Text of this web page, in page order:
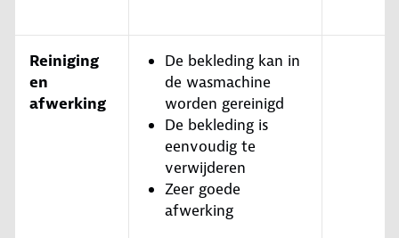
Reiniging
en
afwerking
De bekleding kan in
de wasmachine
worden gereinigd
De bekleding is
eenvoudig te
verwijderen
Zeer goede
afwerking